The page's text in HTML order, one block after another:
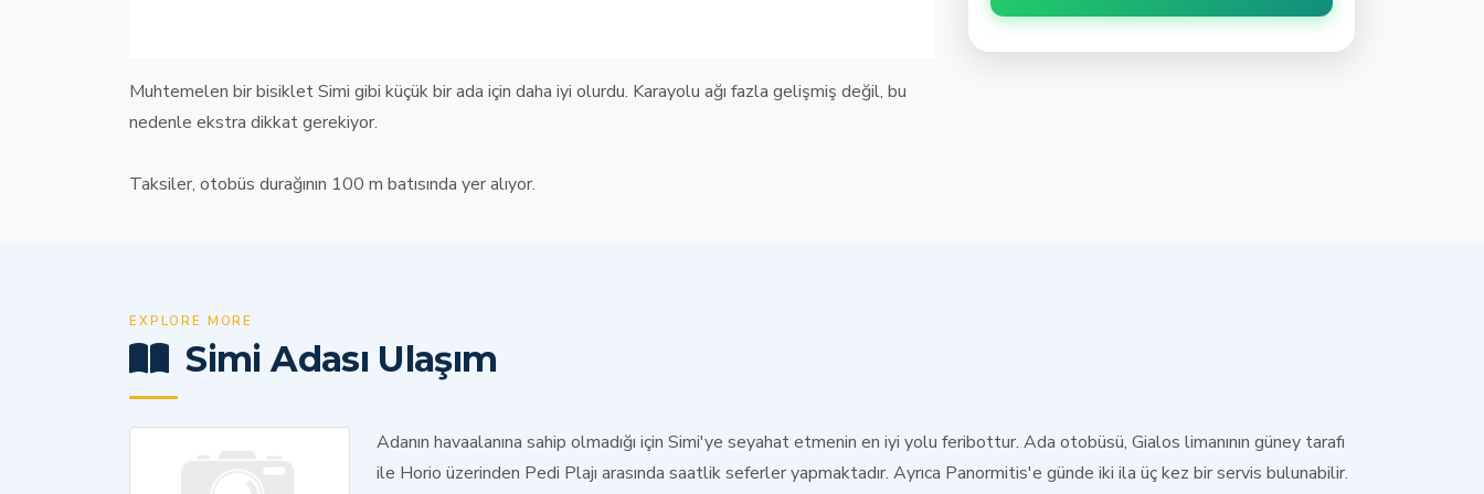
Muhtemelen bir bisiklet Simi gibi küçük bir ada için daha iyi olurdu. Karayolu ağı fazla gelişmiş değil, bu
nedenle ekstra dikkat gerekiyor.
Taksiler, otobüs durağının 100 m batısında yer alıyor.
EXPLORE MORE
Simi Adası Ulaşım
Adanın havaalanına sahip olmadığı için Simi'ye seyahat etmenin en iyi yolu feribottur. Ada otobüsü, Gialos limanının güney tarafı
ile Horio üzerinden Pedi Plajı arasında saatlik seferler yapmaktadır. Ayrıca Panormitis'e günde iki ila üç kez bir servis bulunabilir.